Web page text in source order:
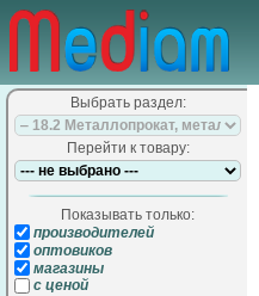
Выбрать раздел:
Перейти к товару:
Показывать только:
производителей
оптовиков
магазины
с ценой